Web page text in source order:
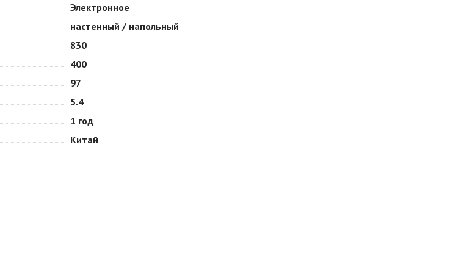
Электронное
настенный / напольный
830
400
97
5.4
1 год
Китай